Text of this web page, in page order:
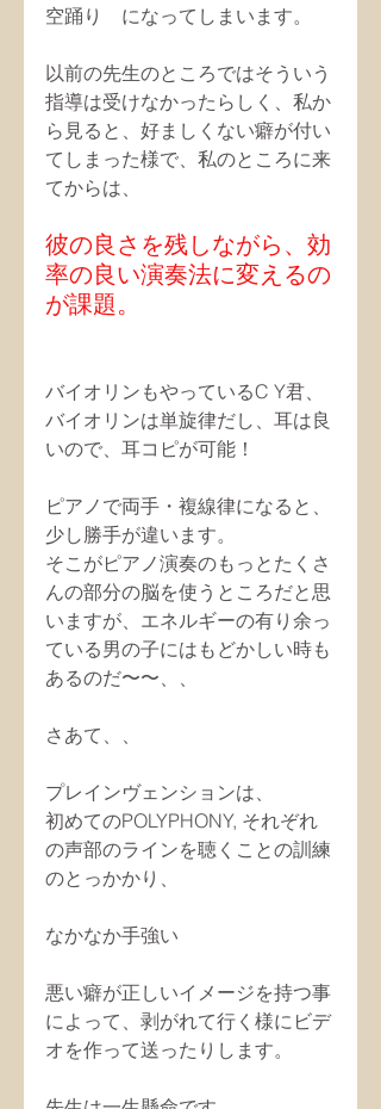
空踊り　になってしまいます。
以前の先生のところではそういう
指導は受けなかったらしく、私か
ら見ると、好ましくない癖が付い
てしまった様で、私のところに来
てからは、
彼の良さを残しながら、効
率の良い演奏法に変えるの
が課題。
バイオリンもやっているC Y君、
バイオリンは単旋律だし、耳は良
いので、耳コピが可能！
ピアノで両手・複線律になると、
少し勝手が違います。
そこがピアノ演奏のもっとたくさ
んの部分の脳を使うところだと思
いますが、エネルギーの有り余っ
ている男の子にはもどかしい時も
あるのだ〜〜、、
さあて、、
プレインヴェンションは、
初めてのPOLYPHONY, それぞれ
の声部のラインを聴くことの訓練
のとっかかり、
なかなか手強い
悪い癖が正しいイメージを持つ事
によって、剥がれて行く様にビデ
オを作って送ったりします。